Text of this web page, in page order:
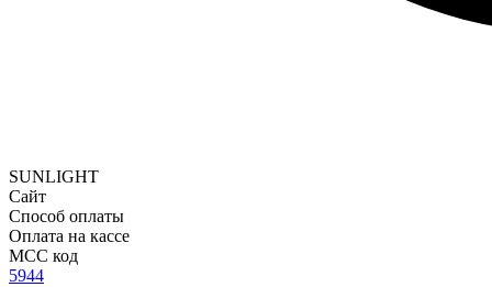
SUNLIGHT
Сайт
Способ оплаты
Оплата на кассе
MCC код
5944